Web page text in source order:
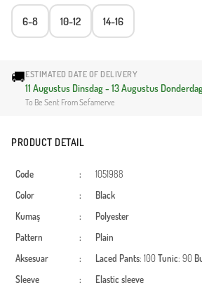
6-8 10-12 14-16
🚚ESTIMATED DATE OF DELIVERY
11 Augustus Dinsdag - 13 Augustus
To Be Sent From Sefamerve
PRODUCT DETAIL
Code :
1051988
Color
:
Black
Kumaş
:
Polyester
Pattern
:
Plain
Aksesuar
: Laced Pants: 100Tunic: 90
Sleeve
:
Elastic sleeve